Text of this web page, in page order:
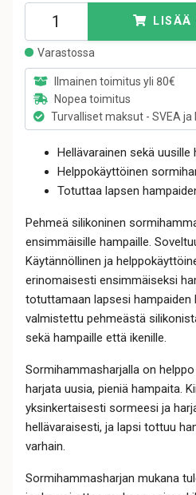
LISÄÄ
Varastossa
Ilmainen toimitus yli 80€
Nopea toimitus
Turvalliset maksut - SVEA ja
Hellävarainen sekä uusille
Helppokäyttöinen
Totuttaa lapsen
Pehmeä silikoninen
ensimmäisille hampaille.
Käytännöllinen ja
erinomaisesti ensimmäiseksi
totuttamaan lapsesi hampaiden
valmistettu pehmeästä
sekä hampaille että ikenille.
Sormihammasharjalla on
harjata uusia, pieniä hampaita.
yksinkertaisesti sormeesi ja
hellävaraisesti, ja lapsi tottuu
varhain.
Sormihammasharjan mukana